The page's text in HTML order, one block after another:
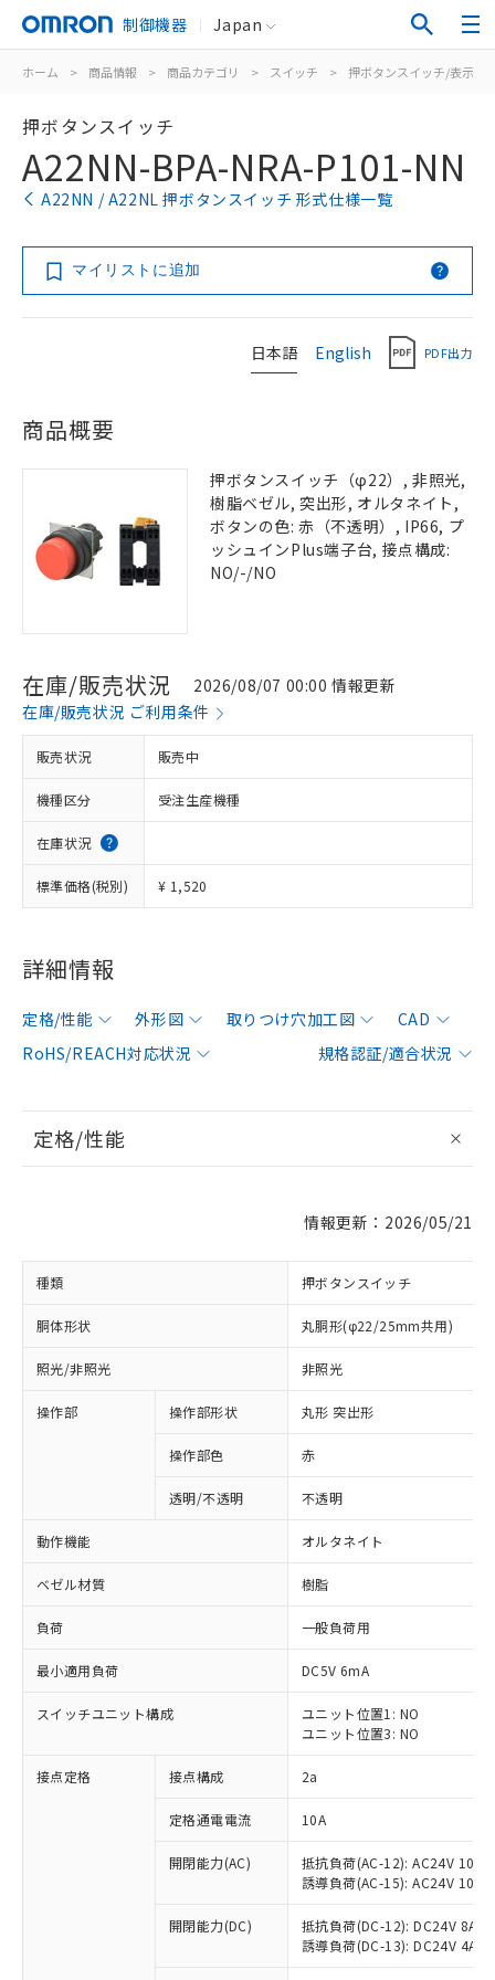
制御機器 Japan
ホーム > 商品情報 > 商品カテゴリ > スイッチ > 押ボタンスイッチ/表示灯
押ボタンスイッチ
A22NN-BPA-NRA-P101-NN
A22NN / A22NL 押ボタンスイッチ 形式仕様一覧
マイリストに追加
日本語 English PDF出力
商品概要
押ボタンスイッチ（φ22）, 非照光,
樹脂ベゼル, 突出形, オルタネイト,
ボタンの色: 赤（不透明）, IP66, プ
ッシュインPlus端子台, 接点構成:
NO/-/NO
在庫/販売状況
2026/08/07 00:00 情報更新
在庫/販売状況 ご利用条件
販売状況 販売中
機種区分 受注生産機種
在庫状況
標準価格(税別) ¥ 1,520
詳細情報
定格/性能 外形図 取りつけ穴加工図
CAD
RoHS/REACH対応状況
規格認証/適合状況
定格/性能
情報更新：2026/05/21
種類 押ボタンスイッチ
胴体形状 丸胴形(φ22/25mm共用)
照光/非照光 非照光
操作部 操作部形状 丸形 突出形
操作部色 赤
透明/不透明 不透明
動作機能 オルタネイト
ベゼル材質 樹脂
負荷 一般負荷用
最小適用負荷 DC5V 6mA
スイッチユニット構成
ユニット位置1: NO
ユニット位置3: NO
接点定格 接点構成 2a
定格通電電流 10A
開閉能力(AC)
抵抗負荷(AC-12): AC24V 10A/
誘導負荷(AC-15): AC24V
開閉能力(DC)
抵抗負荷(DC-12): DC24V 8A/
誘導負荷(DC-13): DC24V 4A/
※1 対応状況
対応済み：EU RoHS指令（10物質）の
非含有に対応した製品が提供可能な商品で
対応予定：EU RoHS指令（10物質）の非含
有に対応した製品に切り替える予定のある